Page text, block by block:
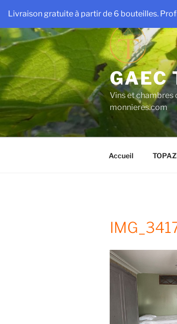
Livraison gratuite à partir de 6 bouteilles.
contenu
principal
GAEC
Vins et chambres
monnieres.com
Accueil